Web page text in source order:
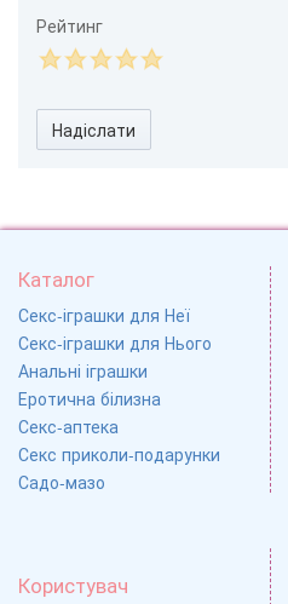
Рейтинг
Надіслати
Каталог
Секс-іграшки для Неї
Секс-іграшки для Нього
Анальні іграшки
Еротична білизна
Секс-аптека
Секс приколи-подарунки
Садо-мазо
Користувач